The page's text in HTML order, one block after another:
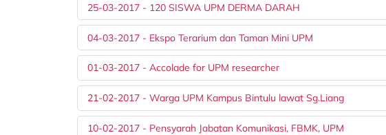
25-03-2017 - 120 SISWA UPM DERMA DARAH
04-03-2017 - Ekspo Terarium dan Taman Mini UPM
01-03-2017 - Accolade for UPM researcher
21-02-2017 - Warga UPM Kampus Bintulu lawat Sg.Liang
10-02-2017 - Pensyarah Jabatan Komunikasi, FBMK, UPM